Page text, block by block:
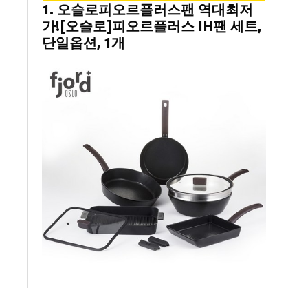
1. 오슬로피오르플러스팬 역대최저
가![오슬로]피오르플러스 IH팬 세트,
단일옵션, 1개